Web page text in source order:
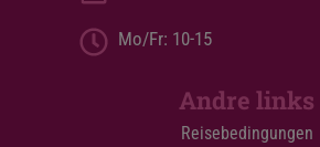
Mo/Fr: 10-15
Andre links
Reisebedingungen